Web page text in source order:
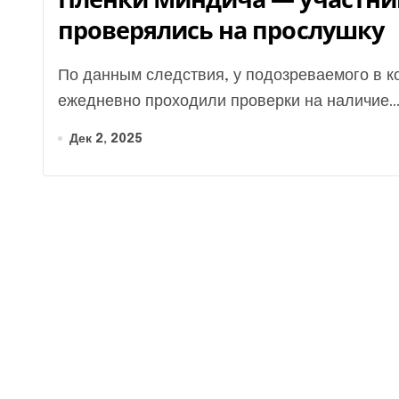
проверялись на прослушку
По данным следствия, у подозреваемого в коррупции бизнесмена Тимура Миндича
ежедневно проходили проверки на наличие...
Дек 2, 2025